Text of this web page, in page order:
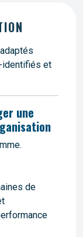
identifiés et
une
de